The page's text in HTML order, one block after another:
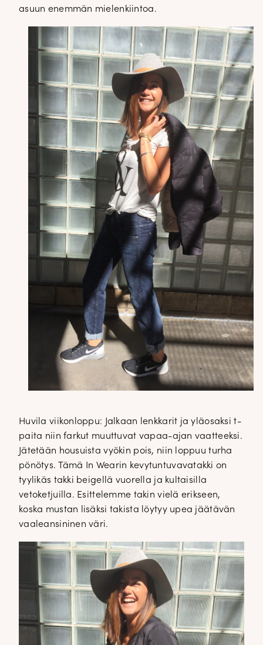
asuun enemmän mielenkiintoa.
Huvila viikonloppu: Jalkaan lenkkarit ja yläosaksi t-
paita niin farkut muuttuvat vapaa-ajan vaatteeksi.
Jätetään housuista vyökin pois, niin loppuu turha
pönötys. Tämä In Wearin kevytuntuvavatakki on
tyylikäs takki beigellä vuorella ja kultaisilla
vetoketjuilla. Esittelemme takin vielä erikseen,
koska mustan lisäksi takista löytyy upea jäätävän
vaaleansininen väri.